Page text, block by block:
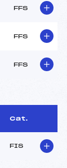
FFS
FFS
FFS
Cat.
FIS